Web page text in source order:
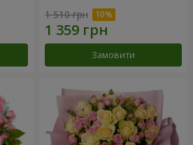
1 510 грн
Замовити